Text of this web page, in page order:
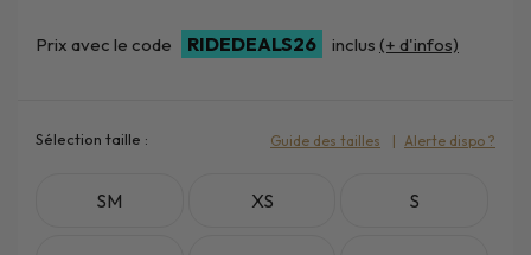
Prix avec le code RIDEDEALS26 inclus (+ d'infos)
Sélection taille :
SM XS S
Guide des tailles Alerte dispo ?